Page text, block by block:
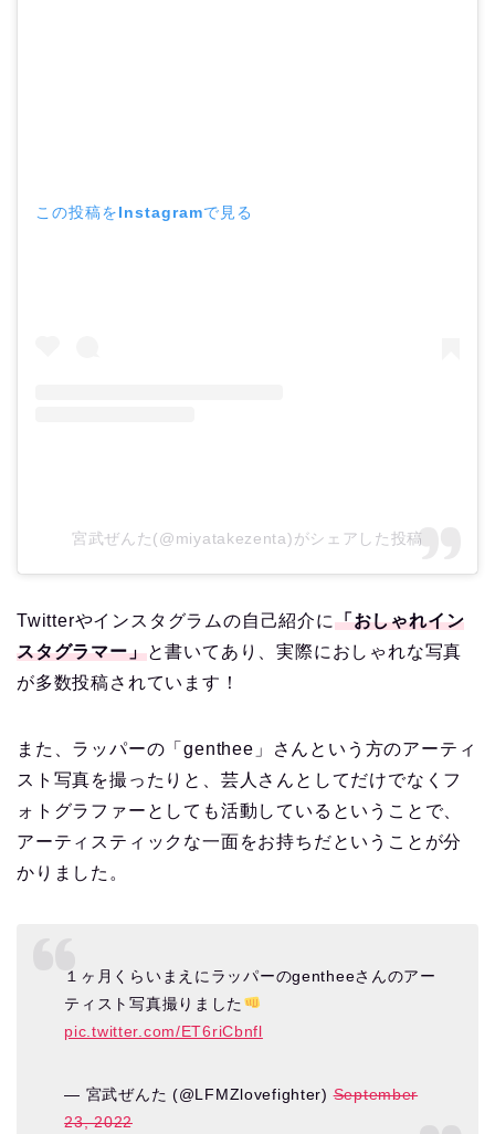
この投稿をInstagramで見る
宮武ぜんた(@miyatakezenta)がシェアした投稿
Twitterやインスタグラムの自己紹介に「おしゃれイン
スタグラマー」と書いてあり、実際におしゃれな写真
が多数投稿されています！
また、ラッパーの「genthee」さんという方のアーティ
スト写真を撮ったりと、芸人さんとしてだけでなくフ
ォトグラファーとしても活動しているということで、
アーティスティックな一面をお持ちだということが分
かりました。
１ヶ月くらいまえにラッパーのgentheeさんのアー
ティスト写真撮りました
pic.twitter.com/ET6riCbnfl
— 宮武ぜんた (@LFMZlovefighter)September
23, 2022